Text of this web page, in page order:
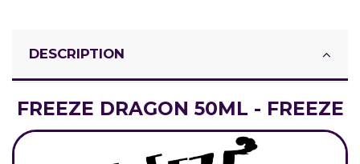
DESCRIPTION
FREEZE DRAGON 50ML - FREEZE